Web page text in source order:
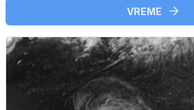
VREME